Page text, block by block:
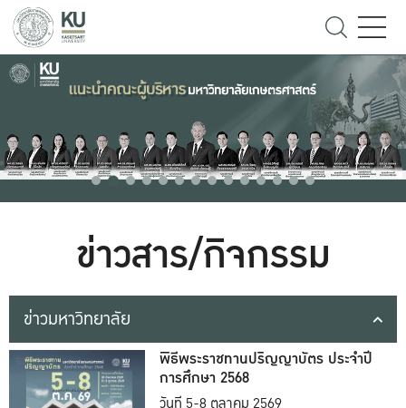
ข่าวสาร/กิจกรรม
ข่าวมหาวิทยาลัย
พิธีพระราชทานปริญญาบัตร ประจำปี
การศึกษา 2568